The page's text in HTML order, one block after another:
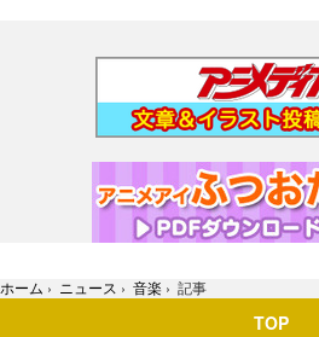
ホーム › ニュース › 音楽 › 記事
TOP